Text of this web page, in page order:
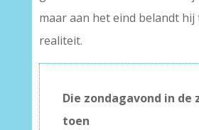
maar aan het eind belandt hij
realiteit.
Die zondagavond in de
toen